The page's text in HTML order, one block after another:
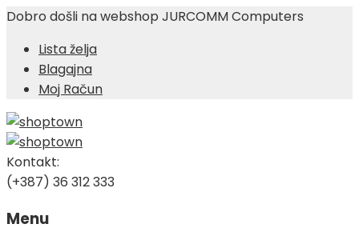
Dobro došli na webshop JURCOMM Computers
Lista želja
Blagajna
Moj Račun
Kontakt:
(+387) 36 312 333
Menu